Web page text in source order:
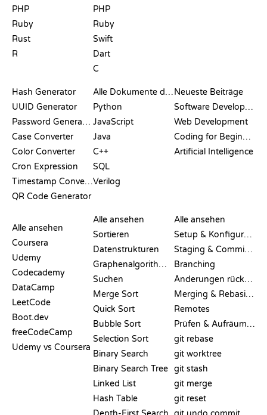
PHP
Ruby
Rust
R
PHP
Ruby
Swift
Dart
C
Hash Generator
UUID Generator
Password Generator
Case Converter
Color Converter
Cron Expression
Timestamp Converter
QR Code Generator
Alle Dokumente durchsuchen
Python
JavaScript
Java
C++
SQL
Verilog
Neueste Beiträge
Software Development
Web Development
Coding for Beginners
Artificial Intelligence
Alle ansehen
Coursera
Udemy
Codecademy
DataCamp
LeetCode
Boot.dev
freeCodeCamp
Udemy vs Coursera
Alle ansehen
Sortieren
Datenstrukturen
Graphenalgorithmen
Suchen
Merge Sort
Quick Sort
Bubble Sort
Selection Sort
Binary Search
Binary Search Tree
Linked List
Hash Table
Alle ansehen
Setup & Konfiguration
Staging & Committing
Branching
Änderungen rückgängig machen
Merging & Rebasing
Remotes
Prüfen & Aufräumen
git rebase
git worktree
git stash
git merge
git reset